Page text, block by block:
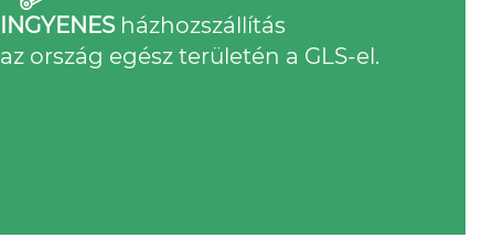
INGYENESházhozszállítás
az ország egész területén a GLS-el.